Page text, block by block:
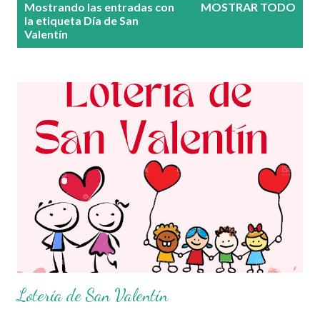
Mostrando las entradas con
la etiqueta Día de San
Valentín
MOSTRAR TODO
Lotería de San Valentín